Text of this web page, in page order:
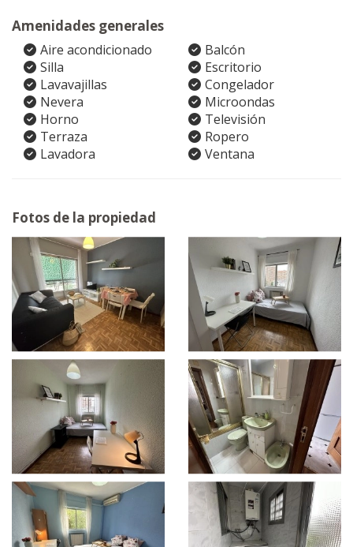
Amenidades generales
Aire acondicionado
Balcón
Silla
Escritorio
Lavavajillas
Congelador
Nevera
Microondas
Horno
Televisión
Terraza
Ropero
Lavadora
Ventana
Fotos de la propiedad